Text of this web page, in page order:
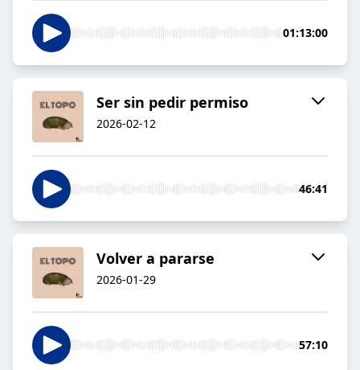
01:13:00
Ser sin pedir permiso
2026-02-12
46:41
Volver a pararse
2026-01-29
57:10